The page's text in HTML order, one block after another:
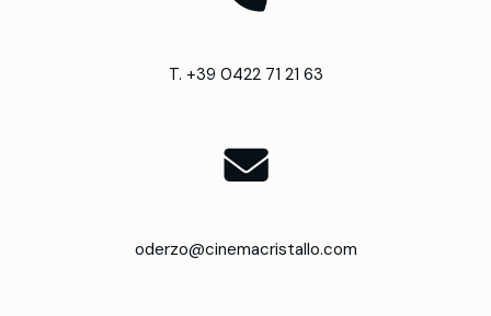
T. +39 0422 71 21 63
oderzo@cinemacristallo.com